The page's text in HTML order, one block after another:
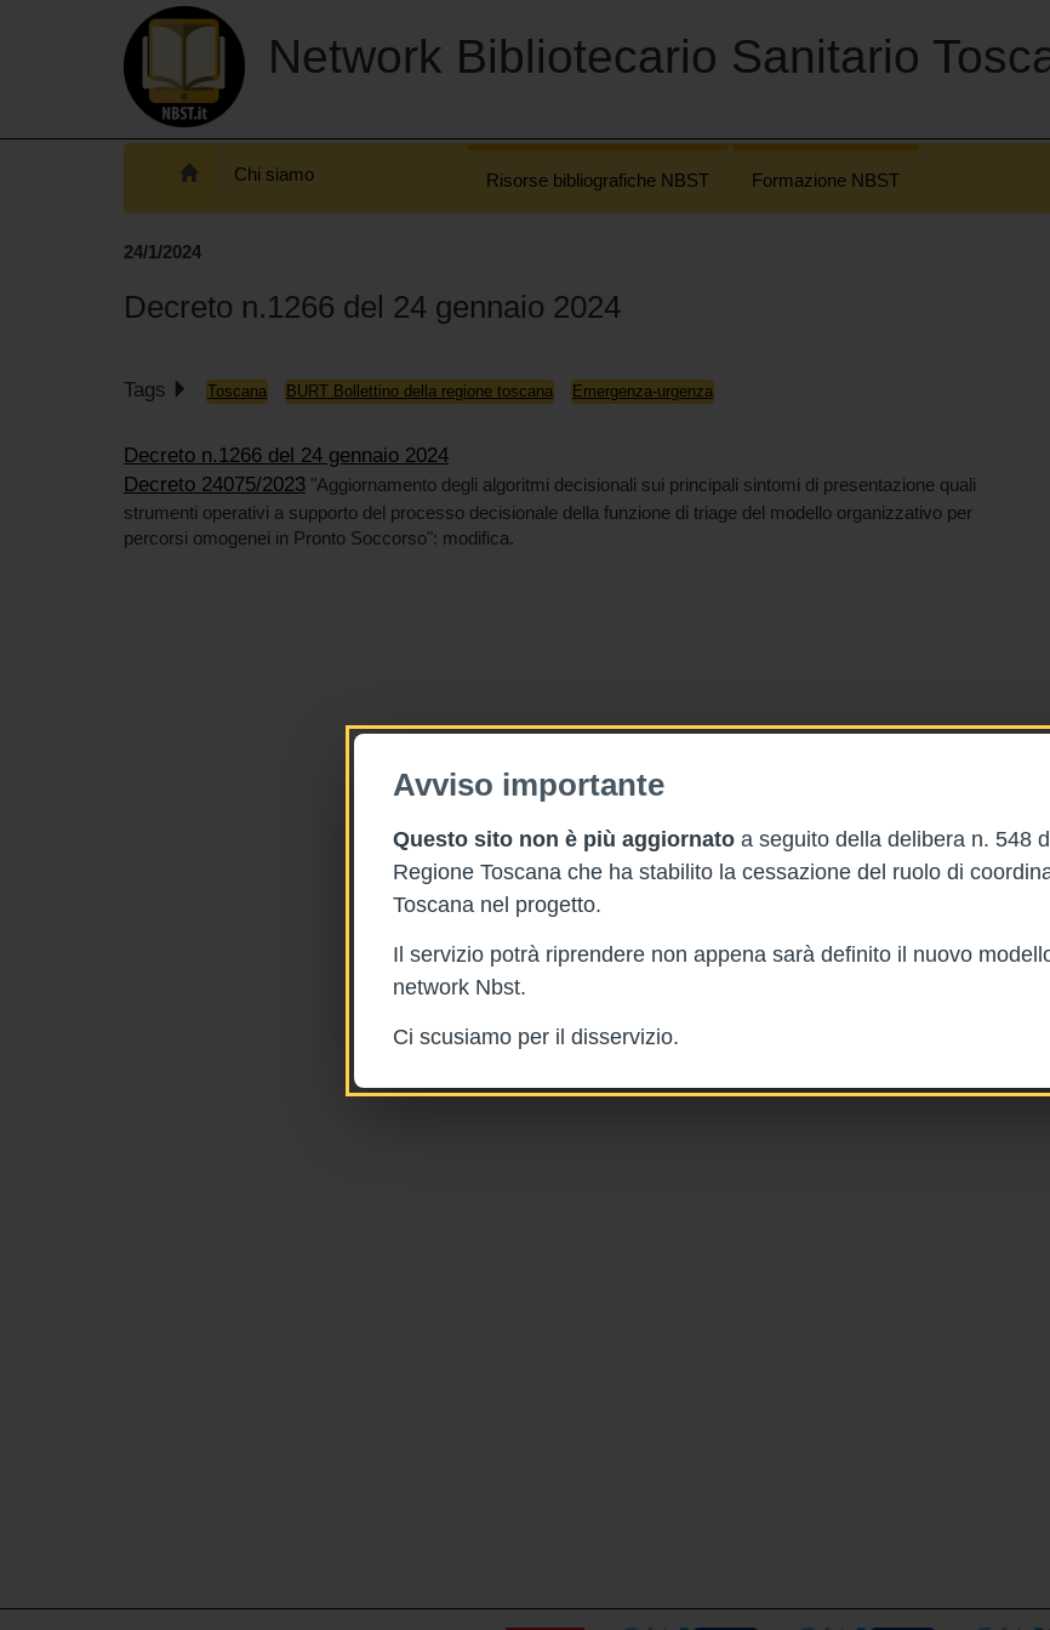
Avviso importante
Questo sito non è più aggiornato a seguito della delibera n. 548
Regione Toscana che ha stabilito la cessazione del ruolo di
Toscana nel progetto.
Il servizio potrà riprendere non appena sarà definito il nuovo
network Nbst.
Ci scusiamo per il disservizio.
Network Bibliotecario Sanitario
Chi siamo Risorse bibliografiche NBST Formazione NBST
24/1/2024
Decreto n.1266 del 24 gennaio 2024
Tags Toscana BURT Bollettino della regione toscana Emergenza-urgenza
Decreto n.1266 del 24 gennaio 2024
Decreto 24075/2023 "Aggiornamento degli algoritmi decisionali sui principali sintomi di presentazione quali
strumenti operativi a supporto del processo decisionale della funzione di triage del modello organizzativo per
percorsi omogenei in Pronto Soccorso": modifica.